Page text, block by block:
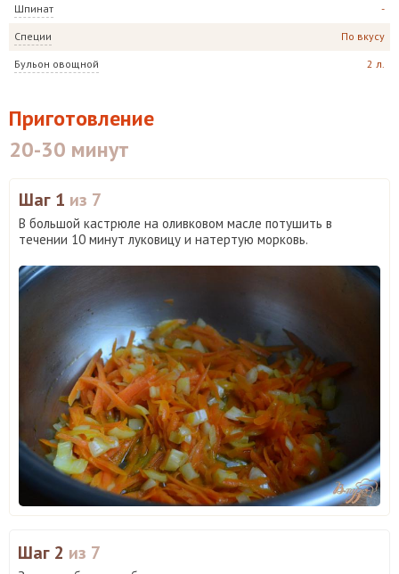
Шпинат -
Специи По вкусу
Бульон овощной 2 л.
Приготовление
20-30 минут
Шаг 1 из 7
В большой кастрюле на оливковом масле потушить в
течении 10 минут луковицу и натертую морковь.
Шаг 2 из 7